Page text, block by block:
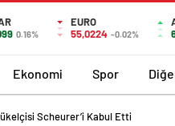
0.16%
EURO
55,0224 -0.02%
Ekonomi Spor
Scheurer’i Kabul Etti